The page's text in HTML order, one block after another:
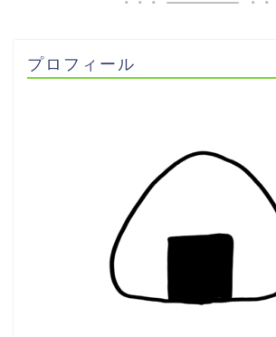
プロフィール